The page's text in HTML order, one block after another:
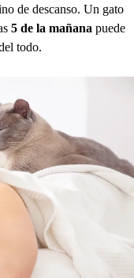
de descanso. Un gato
5 de la mañana puede
todo.